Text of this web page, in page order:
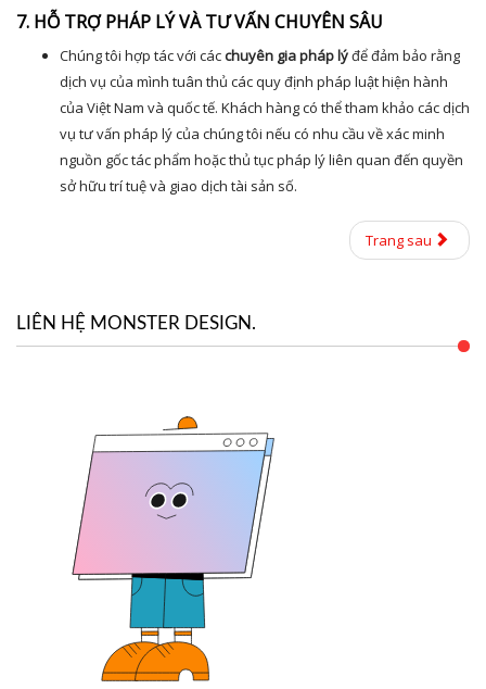
7. HỖ TRỢ PHÁP LÝ VÀ TƯ VẤN CHUYÊN SÂU
Chúng tôi hợp tác với cácchuyên gia pháp lýđể đảm bảo rằng
dịch vụ của mình tuân thủ các quy định pháp luật hiện hành
của Việt Nam và quốc tế. Khách hàng có thể tham khảo các dịch
vụ tư vấn pháp lý của chúng tôi nếu có nhu cầu về xác minh
nguồn gốc tác phẩm hoặc thủ tục pháp lý liên quan đến quyền
sở hữu trí tuệ và giao dịch tài sản số.
Trang sau
LIÊN HỆ MONSTER DESIGN.